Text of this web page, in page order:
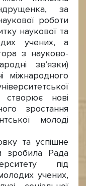
за
роботи
наукової та
учених, а
з науково-
зв’язки)
міжнародного
створює нові
зростання
молоді
та успішне
зробила Рада
під
учених,